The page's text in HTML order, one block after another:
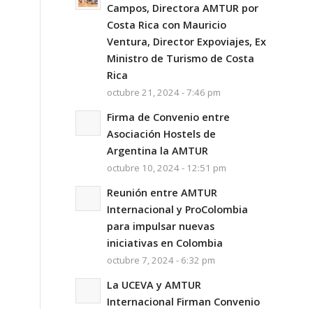
Campos, Directora AMTUR por
Costa Rica con Mauricio
Ventura, Director Expoviajes, Ex
Ministro de Turismo de Costa
Rica
octubre 21, 2024 - 7:46 pm
Firma de Convenio entre
Asociación Hostels de
Argentina la AMTUR
octubre 10, 2024 - 12:51 pm
Reunión entre AMTUR
Internacional y ProColombia
para impulsar nuevas
iniciativas en Colombia
octubre 7, 2024 - 6:32 pm
La UCEVA y AMTUR
Internacional Firman Convenio